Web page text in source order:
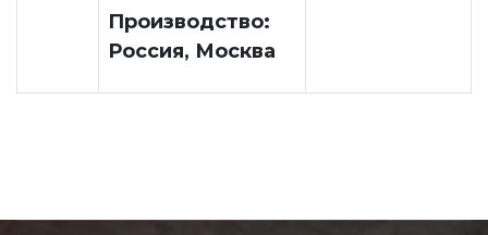
Производство:
Россия, Москва